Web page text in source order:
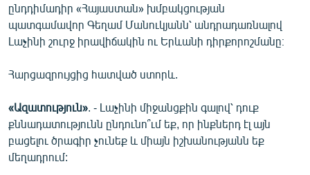
ՁԳՏԵԼՈՎ ԼԱՎԱԳՈՒՅՆԻՆ
ՓՈԴՔԱՍԹ
Հայերեն
Русский
ՀԵՏԵՎԵՔ ՄԵԶ
ընդդիմադիր «Հայաստան» խմբակցության
պատգամավոր Գեղամ Մանուկյանն՝ անդրադառնալով
Լաչինի շուրջ իրավիճակին ու Երևանի դիրքորոշմանը։
Հարցազրույցից հատված ստորև.
«Ազատություն» . - Լաչինի միջանցքին գալով՝ դուք
քննադատությունն ընդունո՞ւմ եք, որ ինքներդ էլ այն
բացելու ծրագիր չունեք և միայն իշխանությանն եք
մեղադրում: